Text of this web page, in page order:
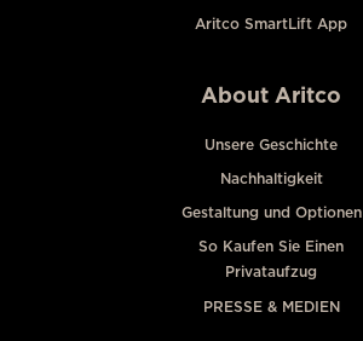
Aritco SmartLift App
About Aritco
Unsere Geschichte
Nachhaltigkeit
Gestaltung und Optionen
So Kaufen Sie Einen
Privataufzug
PRESSE & MEDIEN